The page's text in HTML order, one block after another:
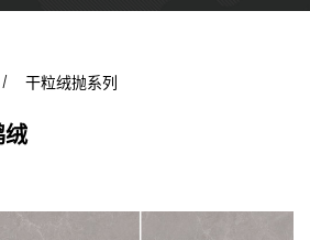
干粒绒抛系列